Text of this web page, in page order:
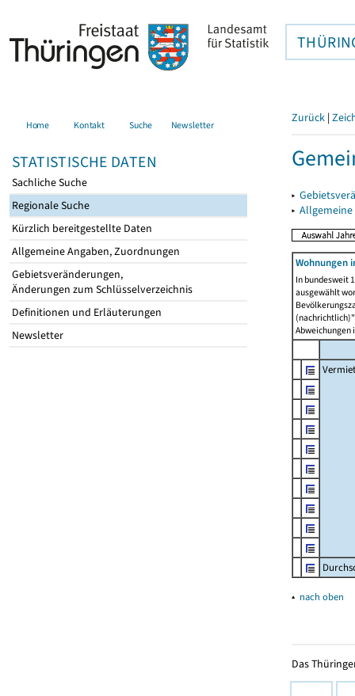
Home Kontakt Suche Newsletter
STATISTISCHE DATEN
Sachliche Suche
Regionale Suche
Kürzlich bereitgestellte Daten
Allgemeine Angaben, Zuordnungen
Gebietsveränderungen,
Änderungen zum Schlüsselverzeichnis
Definitionen und Erläuterungen
Newsletter
Zurück |
▸
▸
Wohnungen
In bundesweit
ausgewählt
Abweichungen
▴ nach oben
Das